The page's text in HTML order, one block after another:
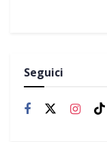
Seguici